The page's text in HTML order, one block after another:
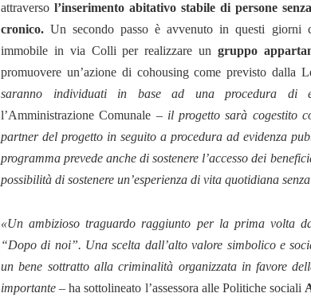
attraverso l’inserimento abitativo stabile di persone
cronico.Un secondo passo è avvenuto in questi
immobile in via Colli per realizzare un gruppo
promuovere un’azione di cohousing come previsto dalla
saranno individuati in base ad una procedura di
l’Amministrazione Comunale – il progetto sarà cogestito
partner del progetto in seguito a procedura ad evidenza
programma prevede anche di sostenere l’accesso dei
possibilità di sostenere un’esperienza di vita quotidiana
«Un ambizioso traguardo raggiunto per la prima volta
“Dopo di noi”. Una scelta dall’alto valore simbolico e
un bene sottratto alla criminalità organizzata in favore
importante– ha sottolineato l’assessora alle Politiche sociali